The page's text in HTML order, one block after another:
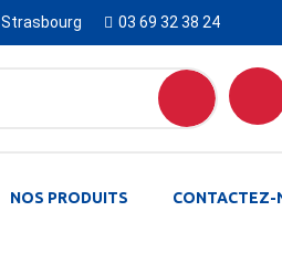
Strasbourg 03 69 32 38 24
CONTACTEZ-
NOS PRODUITS